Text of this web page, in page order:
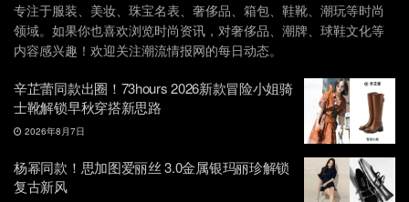
专注于服装、美妆、珠宝名表、奢侈品、箱包、鞋靴、潮玩等时尚
领域。如果你也喜欢浏览时尚资讯，对奢侈品、潮牌、球鞋文化等
内容感兴趣！欢迎关注潮流情报网的每日动态。
辛芷蕾同款出圈！73hours 2026新款冒险小姐骑
士靴解锁早秋穿搭新思路
2026年8月7日
杨幂同款！思加图爱丽丝 3.0金属银玛丽珍解锁
复古新风